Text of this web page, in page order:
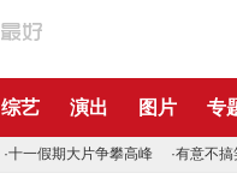
综艺 演出 图片 专
·十一假期大片争攀高峰 ·有意不搞